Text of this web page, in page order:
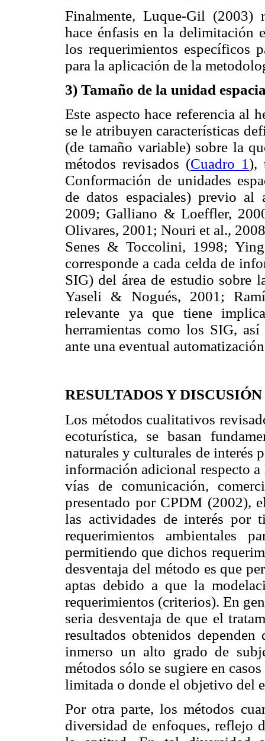
Finalmente, Luque-Gil (2003)
hace énfasis en la delimitación
los requerimientos específicos
para la aplicación de la
3) Tamaño de la unidad
Este aspecto hace referencia al
se le atribuyen características
(de tamaño variable) sobre la
métodos revisados (Cuadro 1),
Conformación de unidades
de datos espaciales) previo al
2009; Galliano & Loeffler,
Olivares, 2001; Nouri et al.,
Senes & Toccolini, 1998;
corresponde a cada celda de
SIG) del área de estudio sobre
Yaseli & Nogués, 2001;
relevante ya que tiene
herramientas como los SIG,
ante una eventual
RESULTADOS Y DISCUSIÓN
Los métodos cualitativos
ecoturística, se basan
naturales y culturales de interés
información adicional respecto
vías de comunicación,
presentado por CPDM (2002),
las actividades de interés por
requerimientos ambientales
permitiendo que dichos
desventaja del método es que
aptas debido a que la
requerimientos (criterios). En
seria desventaja de que el
resultados obtenidos
inmerso un alto grado de
métodos sólo se sugiere en
limitada o donde el objetivo del
Por otra parte, los métodos
diversidad de enfoques, reflejo